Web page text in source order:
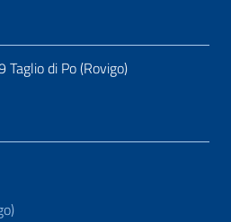
di Po (Rovigo)